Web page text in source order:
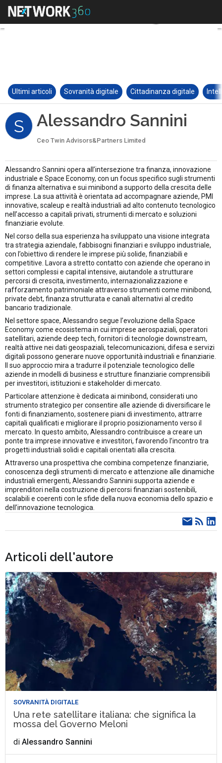
Ultimi articoli Sovranità digitale Cittadinanza digitale
S Alessandro Sannini
Ceo Twin Advisors&Partners Limited
Alessandro Sannini opera all’intersezione tra finanza, innovazione
industriale e Space Economy, con un focus specifico sugli strumenti
di finanza alternativa e sui minibond a supporto della crescita delle
imprese. La sua attività è orientata ad accompagnare aziende, PMI
innovative, scaleup e realtà industriali ad alto contenuto tecnologico
nell’accesso a capitali privati, strumenti di mercato e soluzioni
finanziarie evolute.
Nel corso della sua esperienza ha sviluppato una visione integrata
tra strategia aziendale, fabbisogni finanziari e sviluppo industriale,
con l’obiettivo di rendere le imprese più solide, finanziabili e
competitive. Lavora a stretto contatto con aziende che operano in
settori complessi e capital intensive, aiutandole a strutturare
percorsi di crescita, investimento, internazionalizzazione e
rafforzamento patrimoniale attraverso strumenti come minibond,
private debt, finanza strutturata e canali alternativi al credito
bancario tradizionale.
Nel settore space, Alessandro segue l’evoluzione della Space
Economy come ecosistema in cui imprese aerospaziali, operatori
satellitari, aziende deep tech, fornitori di tecnologie downstream,
realtà attive nei dati geospaziali, telecomunicazioni, difesa e servizi
digitali possono generare nuove opportunità industriali e finanziarie.
Il suo approccio mira a tradurre il potenziale tecnologico delle
aziende in modelli di business e strutture finanziarie comprensibili
per investitori, istituzioni e stakeholder di mercato.
Particolare attenzione è dedicata ai minibond, considerati uno
strumento strategico per consentire alle aziende di diversificare le
fonti di finanziamento, sostenere piani di investimento, attrarre
capitali qualificati e migliorare il proprio posizionamento verso il
mercato. In questo ambito, Alessandro contribuisce a creare un
ponte tra imprese innovative e investitori, favorendo l’incontro tra
progetti industriali solidi e capitali orientati alla crescita.
Attraverso una prospettiva che combina competenze finanziarie,
conoscenza degli strumenti di mercato e attenzione alle dinamiche
industriali emergenti, Alessandro Sannini supporta aziende e
imprenditori nella costruzione di percorsi finanziari sostenibili,
scalabili e coerenti con le sfide della nuova economia dello spazio e
dell’innovazione tecnologica.
Articoli dell'autore
SOVRANITÀ DIGITALE
Una rete satellitare italiana: che significa la
mossa del Governo Meloni
diAlessandro Sannini